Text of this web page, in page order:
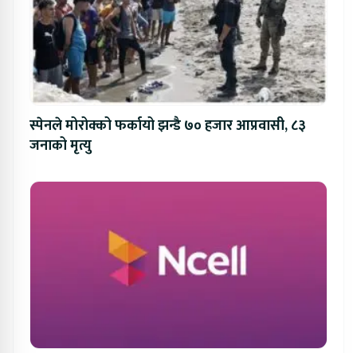
स्पेनले मोरोक्को फर्कायो झन्डै ७० हजार आप्रवासी, ८३
जनाको मृत्यु